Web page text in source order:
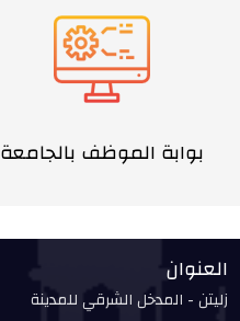
بوابة الموظف بالجامعة
العنوان
زليتن - المدخل الشرقي للمدينة